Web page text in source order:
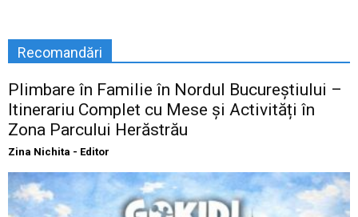
Recomandări
Plimbare în Familie în Nordul Bucureștiului –
Itinerariu Complet cu Mese și Activități în
Zona Parcului Herăstrău
Zina Nichita - Editor